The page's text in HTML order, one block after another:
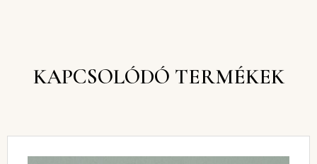
KAPCSOLÓDÓ TERMÉKEK